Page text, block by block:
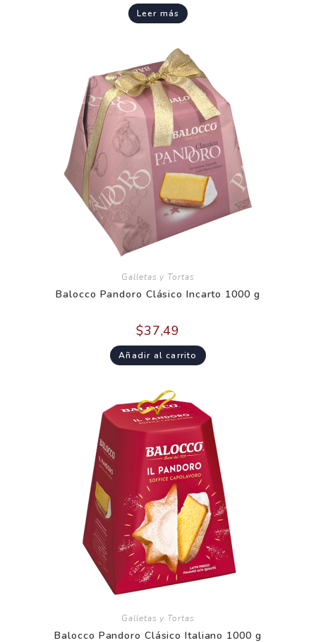
Leer más
Galletas y Tortas
Balocco Pandoro Clásico Incarto 1000 g
$37,49
Añadir al carrito
Galletas y Tortas
Balocco Pandoro Clásico Italiano 1000 g